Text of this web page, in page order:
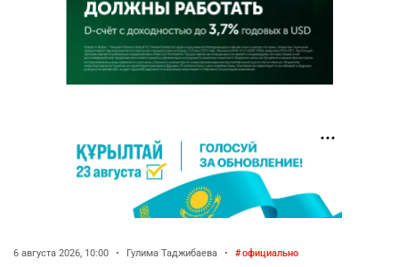
6 августа 2026, 10:00 • Гулима Таджибаева • официально